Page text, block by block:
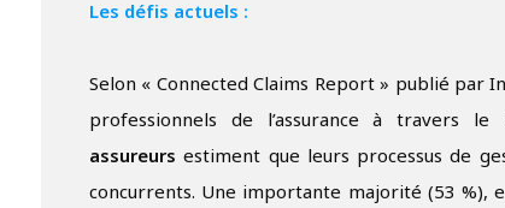
Les défis actuels :
Selon « Connected Claims Report » publié par
professionnels de l’assurance à travers
assureurs estiment que leurs processus de
concurrents. Une importante majorité (53 %),